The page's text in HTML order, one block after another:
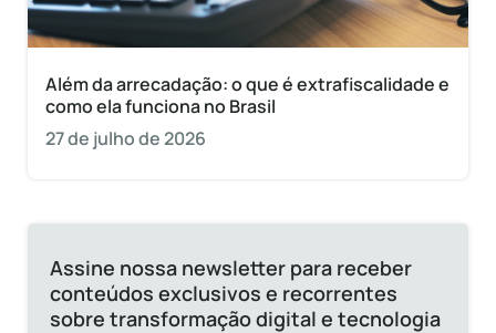
Além da arrecadação: o que é extrafiscalidade e
como ela funciona no Brasil
27 de julho de 2026
Assine nossa newsletter para receber
conteúdos exclusivos e recorrentes
sobre transformação digital e tecnologia